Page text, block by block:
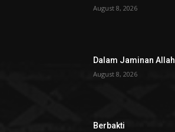
August 8, 2026
Dalam Jaminan Allah
August 8, 2026
Berbakti